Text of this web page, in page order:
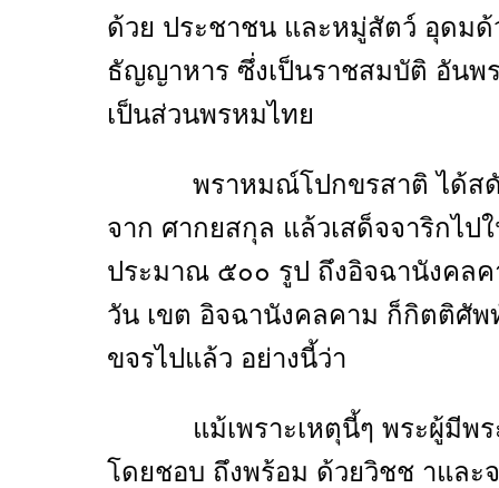
ด้วย ประชาชน และหมู่สัตว์ อุดม
ธัญญาหาร ซึ่งเป็นราชสมบัติ อันพ
เป็นส่วนพรหมไทย
พราหมณ์โปกขรสาติ ได้สดับ
จาก ศากยสกุล แล้วเสด็จจาริกไ
ประมาณ ๕๐๐ รูป ถึงอิจฉานังคล
วัน เขต อิจฉานังคลคาม ก็กิตติศั
ขจรไปแล้ว อย่างนี้ว่า
แม้เพราะเหตุนี้ๆ พระผู้มีพระ
โดยชอบ ถึงพร้อม ด้วยวิชช าและ